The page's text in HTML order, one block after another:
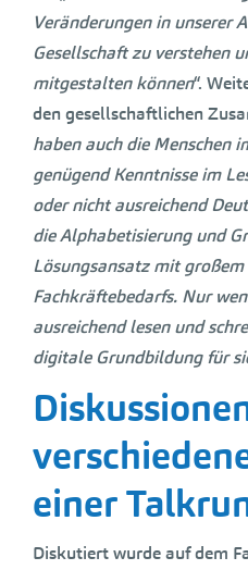
Veränderungen in unserer
Gesellschaft zu verstehen
mitgestalten können“.
den gesellschaftlichen
haben auch die Menschen
genügend Kenntnisse im
oder nicht ausreichend
die Alphabetisierung und
Lösungsansatz mit
Fachkräftebedarfs. Nur
ausreichend lesen und
digitale Grundbildung für
einer
Diskutiert wurde auf dem